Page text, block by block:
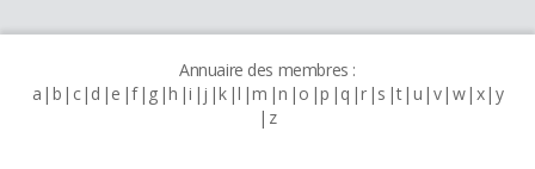
Annuaire des membres :
a b c d e f g h i j k l m n o p q r s t u v w x y
z